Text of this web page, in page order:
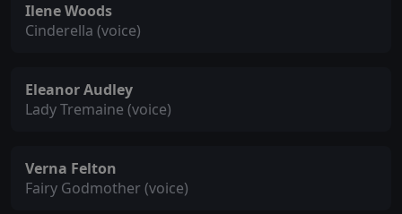
Ilene Woods
Cinderella (voice)
Eleanor Audley
Lady Tremaine (voice)
Verna Felton
Fairy Godmother (voice)